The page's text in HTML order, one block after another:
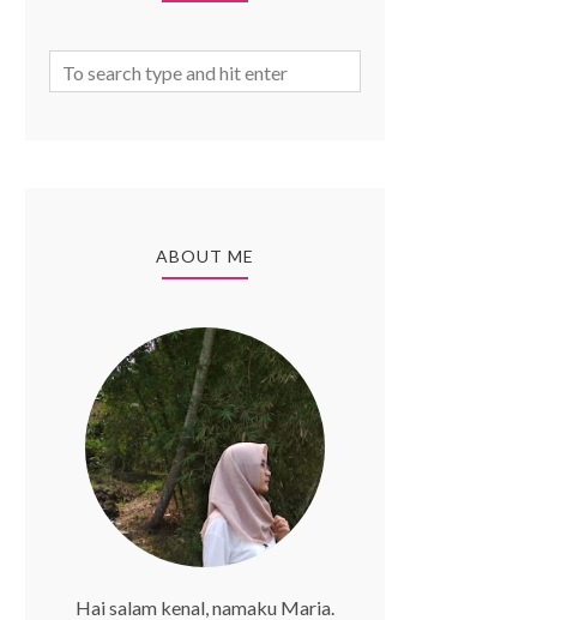
ABOUT ME
Hai salam kenal, namaku Maria.